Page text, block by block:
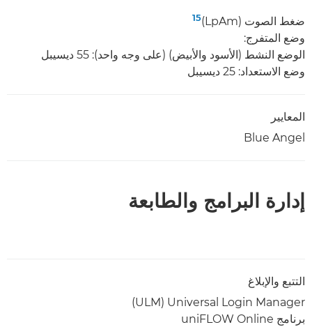
ضغط الصوت (LpAm)‏ 15
وضع المتفرج:
الوضع النشط (الأسود والأبيض) (على وجه واحد): 55 ديسيبل
وضع الاستعداد: 25 ديسيبل
المعايير
Blue Angel
إدارة البرامج والطابعة
التتبع والإبلاغ
Universal Login Manager ‏(ULM)
برنامج uniFLOW Online